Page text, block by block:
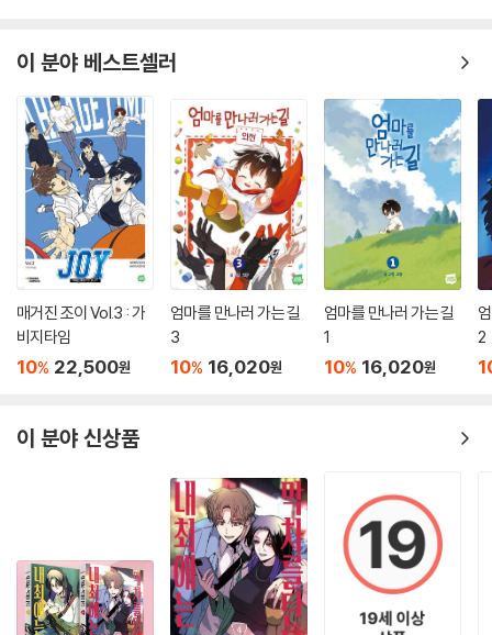
이 분야 베스트셀러
매거진 조이 Vol.3 : 가
비지타임
10% 22,500원
엄마를 만나러 가는 길
3
10% 16,020원
엄마를 만나러 가는 길
1
10% 16,020원
2
이 분야 신상품